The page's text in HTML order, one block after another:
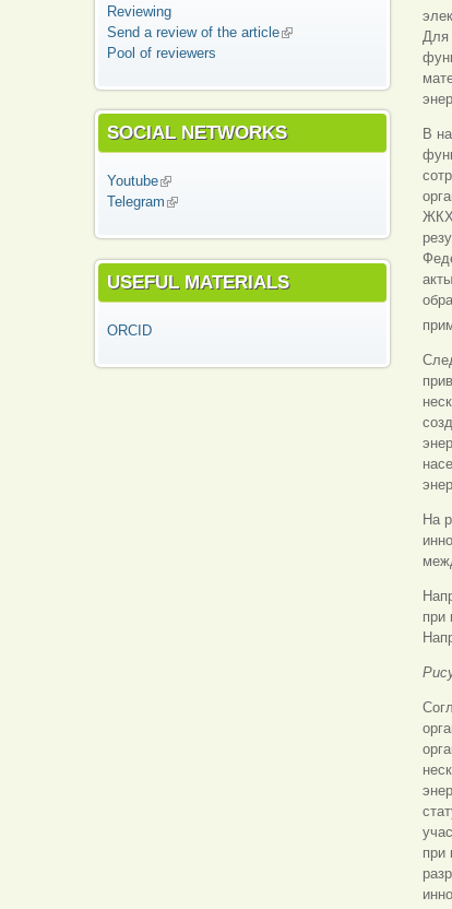
Reviewing
Send a review of the article(link is external)
Pool of reviewers
SOCIAL NETWORKS
Youtube(link is external)
Telegram (link is external)
USEFUL MATERIALS
ORCID
Для
В
На
при
при